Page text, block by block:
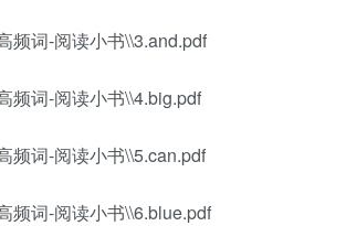
频词-阅读小书\\3.and.pdf
频词-阅读小书\\4.big.pdf
频词-阅读小书\\5.can.pdf
频词-阅读小书\\6.blue.pdf